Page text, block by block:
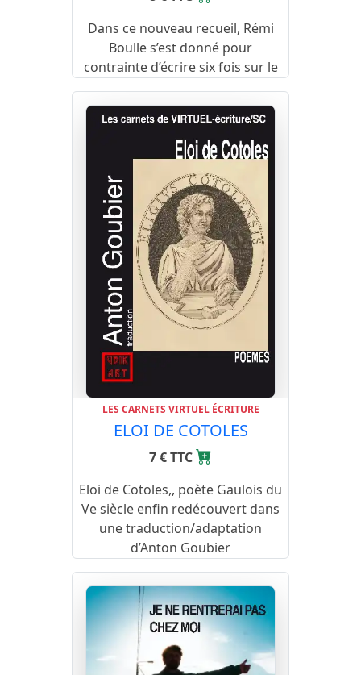
Dans ce nouveau recueil, Rémi
Boulle s’est donné pour
contrainte d’écrire six fois sur le
LES CARNETS VIRTUEL ÉCRITURE
ELOI DE COTOLES
7 € TTC
Eloi de Cotoles,, poète Gaulois du
Ve siècle enfin redécouvert dans
une traduction/adaptation
d’Anton Goubier